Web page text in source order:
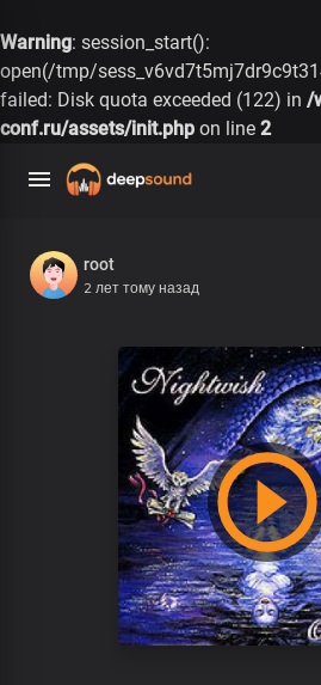
Warning: session_start():
open(/tmp/
failed: Disk quota exceeded (122) in /
conf.ru/assets/init.php on line 2
root
2 лет тому назад